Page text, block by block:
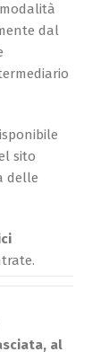
dal
sito
delle
al